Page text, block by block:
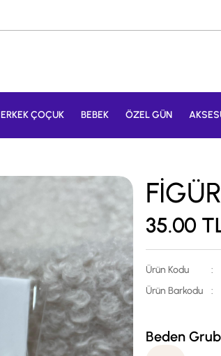
ERKEK ÇOÇUK BEBEK ÖZEL GÜN
35.00
Ürün Kodu :
Ürün Barkodu
:
Beden